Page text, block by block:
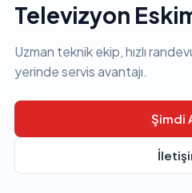
Televizyon
Uzman teknik ekip, hızlı
yerinde servis avantajı.
Şimdi